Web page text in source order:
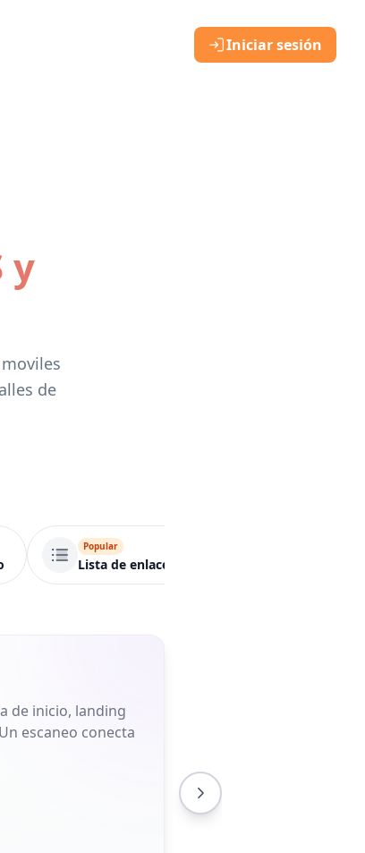
Iniciar sesión
y
de
Popular
Lista de enlaces
de inicio, landing
escaneo conecta